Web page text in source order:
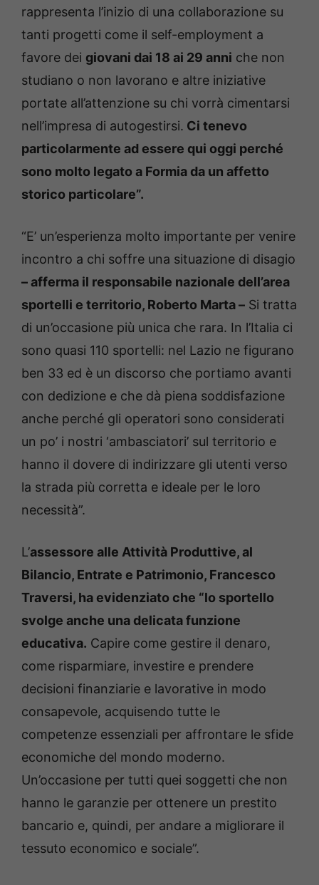
rappresenta l’inizio di una collaborazione su
tanti progetti come il self-employment a
favore dei giovani dai 18 ai 29 anni che non
studiano o non lavorano e altre iniziative
portate all’attenzione su chi vorrà cimentarsi
nell’impresa di autogestirsi. Ci tenevo
particolarmente ad essere qui oggi perché
sono molto legato a Formia da un affetto
storico particolare”.
“E’ un’esperienza molto importante per venire
incontro a chi soffre una situazione di disagio
– afferma il responsabile nazionale dell’area
sportelli e territorio, Roberto Marta – Si tratta
di un’occasione più unica che rara. In l’Italia ci
sono quasi 110 sportelli: nel Lazio ne figurano
ben 33 ed è un discorso che portiamo avanti
con dedizione e che dà piena soddisfazione
anche perché gli operatori sono considerati
un po’ i nostri ‘ambasciatori’ sul territorio e
hanno il dovere di indirizzare gli utenti verso
la strada più corretta e ideale per le loro
necessità”.
L’assessore alle Attività Produttive, al
Bilancio, Entrate e Patrimonio, Francesco
Traversi, ha evidenziato che “lo sportello
svolge anche una delicata funzione
educativa. Capire come gestire il denaro,
come risparmiare, investire e prendere
decisioni finanziarie e lavorative in modo
consapevole, acquisendo tutte le
competenze essenziali per affrontare le sfide
economiche del mondo moderno.
Un’occasione per tutti quei soggetti che non
hanno le garanzie per ottenere un prestito
bancario e, quindi, per andare a migliorare il
tessuto economico e sociale”.